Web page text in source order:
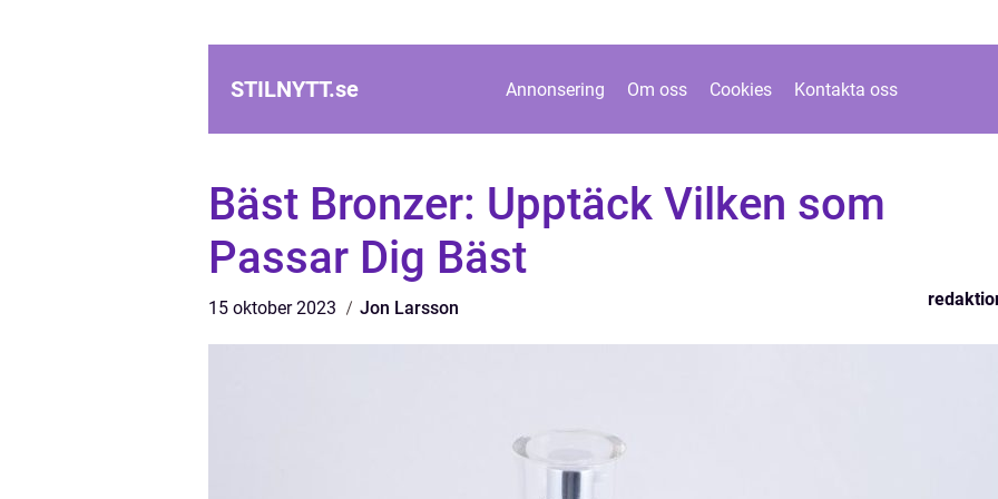
STILNYTT.se Annonsering Om oss Cookies Kontakta oss
Bäst Bronzer: Upptäck Vilken som
Passar Dig Bäst
15 oktober 2023 Jon Larsson